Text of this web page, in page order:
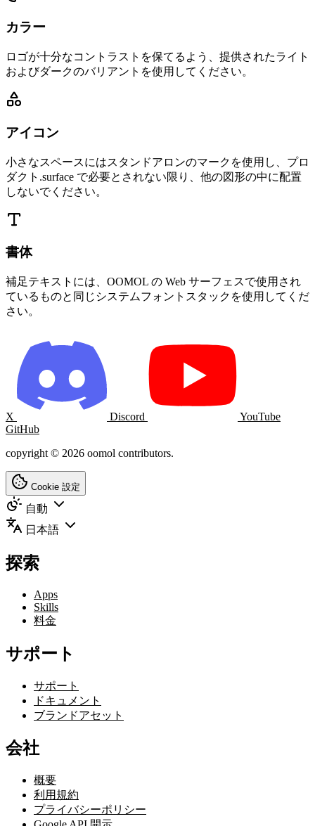
カラー
ロゴが十分なコントラストを保てるよう、提供されたライト
およびダークのバリアントを使用してください。
アイコン
小さなスペースにはスタンドアロンのマークを使用し、プロ
ダクト.surface で必要とされない限り、他の図形の中に配置
しないでください。
書体
補足テキストには、OOMOL の Web サーフェスで使用され
ているものと同じシステムフォントスタックを使用してくだ
さい。
X Discord
YouTube
GitHub
copyright © 2026 oomol contributors.
Cookie 設定
自動
日本語
探索
Apps
Skills
料金
サポート
サポート
ドキュメント
ブランドアセット
会社
概要
利用規約
プライバシーポリシー